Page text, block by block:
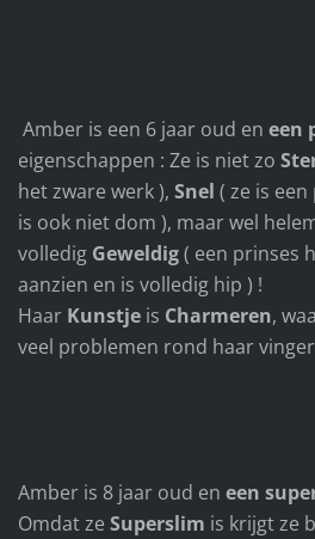
Amber is een 6 jaar oud en een
eigenschappen : Ze is niet zo
het zware werk ), Snel ( ze is
is ook niet dom ), maar wel
volledig Geweldig( een prinses
aanzien en is volledig hip ) !
Haar Kunstjeis Charmeren,
veel problemen rond haar
Amber is 8 jaar oud en een
Omdat ze Superslim is krijgt ze